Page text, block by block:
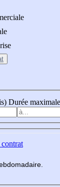
Durée
madaire